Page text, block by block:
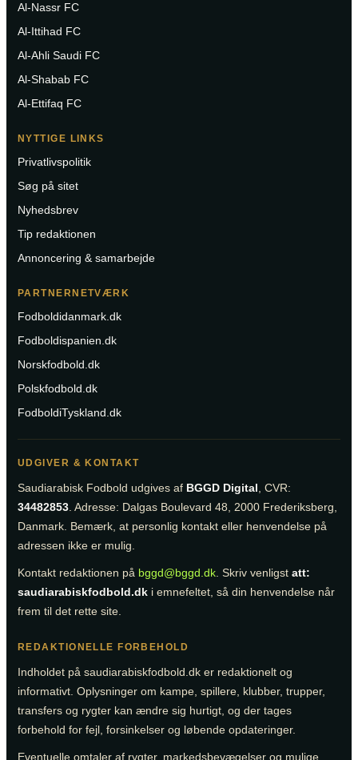
Al-Nassr FC
Al-Ittihad FC
Al-Ahli Saudi FC
Al-Shabab FC
Al-Ettifaq FC
NYTTIGE LINKS
Privatlivspolitik
Søg på sitet
Nyhedsbrev
Tip redaktionen
Annoncering & samarbejde
PARTNERNETVÆRK
Fodboldidanmark.dk
Fodboldispanien.dk
Norskfodbold.dk
Polskfodbold.dk
FodboldiTyskland.dk
UDGIVER & KONTAKT
Saudiarabisk Fodbold udgives af BGGD Digital, CVR:
34482853. Adresse: Dalgas Boulevard 48, 2000 Frederiksberg,
Danmark. Bemærk, at personlig kontakt eller henvendelse på
adressen ikke er mulig.
Kontakt redaktionen på bggd@bggd.dk. Skriv venligst att:
saudiarabiskfodbold.dk i emnefeltet, så din henvendelse når
frem til det rette site.
REDAKTIONELLE FORBEHOLD
Indholdet på saudiarabiskfodbold.dk er redaktionelt og
informativt. Oplysninger om kampe, spillere, klubber, trupper,
transfers og rygter kan ændre sig hurtigt, og der tages
forbehold for fejl, forsinkelser og løbende opdateringer.
Eventuelle omtaler af rygter, markedsbevægelser og mulige